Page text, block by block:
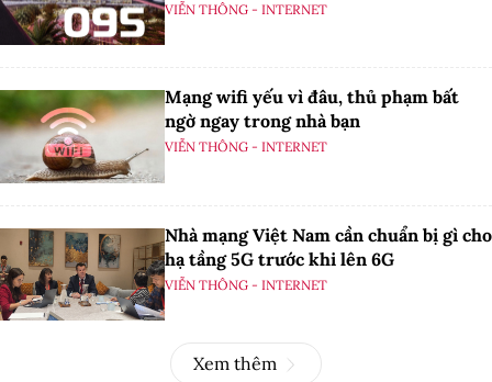
VIỄN THÔNG - INTERNET
Mạng wifi yếu vì đâu, thủ phạm bất
ngờ ngay trong nhà bạn
VIỄN THÔNG - INTERNET
Nhà mạng Việt Nam cần chuẩn bị gì cho
hạ tầng 5G trước khi lên 6G
VIỄN THÔNG - INTERNET
Xem thêm